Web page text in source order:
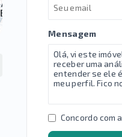
Mensagem
Concordo com a